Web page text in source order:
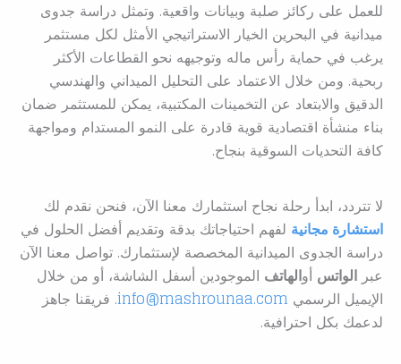
للعمل على ركائز صلبة وبيانات واقعية. وتمثل دراسة جدوى
ميدانية في البحرين الخيار الاستراتيجي الأمثل لكل مستثمر
يرغب في حماية رأس ماله وتوجيهه نحو القطاعات الأكثر
ربحية. ومن خلال الاعتماد على التحليل الميداني والهندسي
الدقيق والابتعاد عن التخمينات المكتبية، يمكن للمستثمر ضمان
بناء منشأة اقتصادية قوية قادرة على النمو المستدام ومواجهة
كافة التحديات السوقية بنجاح.
لا تتردد، ابدأ رحلة نجاح استثمارك معنا الآن، فنحن نقدم لك
استشارة مجانية لفهم احتياجاتك بدقة وتقديم أفضل الحلول في
دراسة الجدوى الميدانية المخصصة لإستثمارك. تواصل معنا الآن
عبر الواتس أوالهاتف الموجودين أسفل الشاشة، أو من خلال
الإيميل الرسمي info@mashrounaa.com. فريقنا جاهز
لدعمك بكل احترافية.